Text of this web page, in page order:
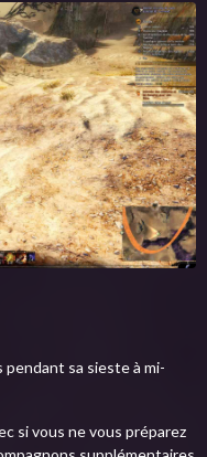
sa sieste à mi-
si vous ne vous préparez